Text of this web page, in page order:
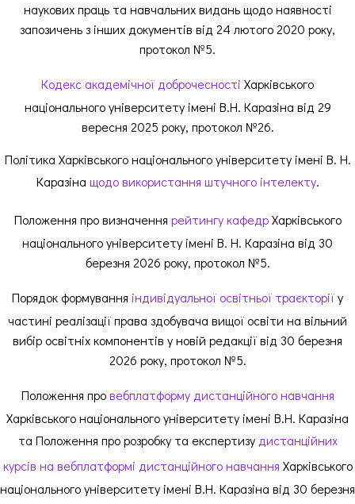
наукових праць та навчальних видань щодо наявності
запозичень з інших документів від 24 лютого 2020 року,
протокол №5.
Кодекс академічної доброчесності Харківського
національного університету імені В.Н. Каразіна від 29
вересня 2025 року, протокол №26.
Політика Харківського національного університету імені В. Н.
Каразіна щодо використання штучного інтелекту.
Положення про визначення рейтингу кафедрХарківського
національного університету імені В. Н. Каразіна від 30
березня 2026 року, протокол №5.
Порядок формування індивідуальної освітньої траєкторіїу
частині реалізації права здобувача вищої освіти на вільний
вибір освітніх компонентів у новій редакції від 30 березня
2026 року, протокол №5.
Положення провебплатформу дистанційного навчання
Харківського національного університету імені В.Н. Каразіна
та Положення про розробку та експертизу дистанційних
курсів на вебплатформі дистанційного навчання Харківського
національного університету імені В.Н. Каразіна від 30 березня